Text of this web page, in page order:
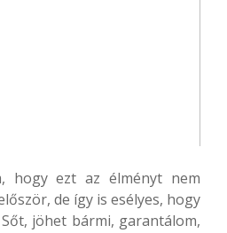
hogy ezt az élményt nem
de így is esélyes, hogy
jöhet bármi, garantálom,